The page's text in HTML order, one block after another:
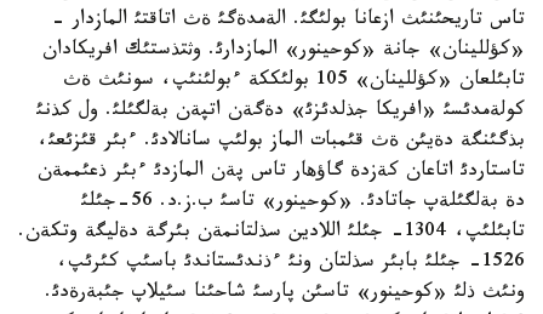
تاس تاريحئنئث ازعانا بولئگئ. الةمدةگئ ةث اتاقتئ المازدار -
«كؤللينان» جانة «كوحينور» المازدارئ. وثتذستئك افريكادان
تابئلعان «كؤللينان» 105 بولئككة ءبولئنئپ، سونئث ةث
كولةمدئسئ «افريكا جذلدئزئ» دةگةن اتپةن بةلگئلئ. ول كذنئ
بذگئنگة دةيئن ةث قئمبات الماز بولئپ سانالادئ. ءبئر قئزئعئ،
تاستاردئ اتاعان كةزدة گاؤهار تاس پةن المازدئ ءبئر ذعئممةن
دة بةلگئلةپ جاتادئ. «كوحينور» تاسئ ب.ز.د. 56-جئلئ
تابئلئپ، 1304- جئلئ اللادين سذلتانمةن بئرگة دةليگة وتكةن.
1526- جئلئ بابئر سذلتان ونئ ءذندئستاندئ باسئپ كئرئپ،
ونئث ذلئ «كوحينور» تاسئن پارسئ شاحئنا سئيلاپ جئبةرةدئ.